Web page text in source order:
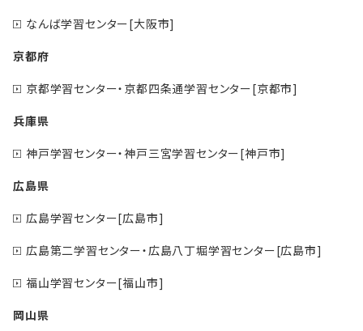
なんば学習センター[大阪市]
京都府
京都学習センター・京都四条通学習センター[京都市]
兵庫県
神戸学習センター・神戸三宮学習センター[神戸市]
広島県
広島学習センター[広島市]
広島第二学習センター・広島八丁堀学習センター[広島市]
福山学習センター[福山市]
岡山県